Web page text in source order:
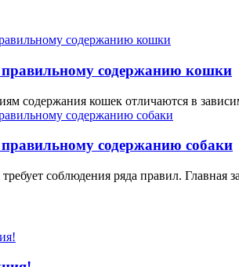
содержанию кошки
содержания кошек отличаются в
содержанию собаки
соблюдения ряда правил.